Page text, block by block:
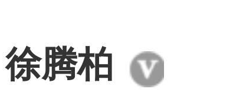
恭喜133****6466
徐腾柏